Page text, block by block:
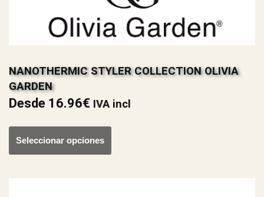
NANOTHERMIC STYLER COLLECTION OLIVIA
GARDEN
Desde 16.96€ IVA incl
Seleccionar opciones